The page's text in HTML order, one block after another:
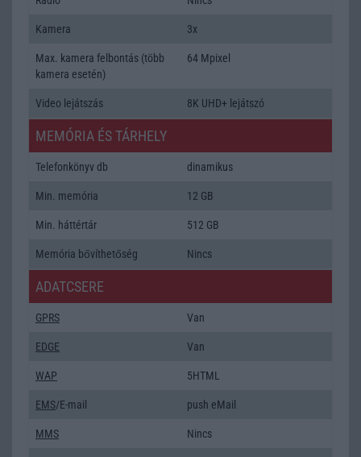
Kamera 3x
Max. kamera felbontás (több
kamera esetén)
64 Mpixel
Video lejátszás 8K UHD+ lejátszó
MEMÓRIA ÉS TÁRHELY
Telefonkönyv db dinamikus
Min. memória 12 GB
Min. háttértár 512 GB
Memória bővíthetőség Nincs
ADATCSERE
GPRS Van
EDGE Van
WAP 5HTML
EMS/E-mail push eMail
MMS Nincs